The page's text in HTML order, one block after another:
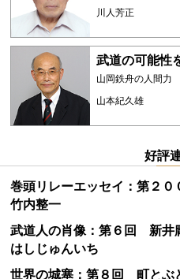
川人芳正
武道の可能性
山岡鉄舟の人間力
山本紀久雄
好評
巻頭リレーエッセイ：第２
竹内整一
武道人の肖像：第６回 新井
はしじゅんいち
世界の城塞：第８回 町とぶ